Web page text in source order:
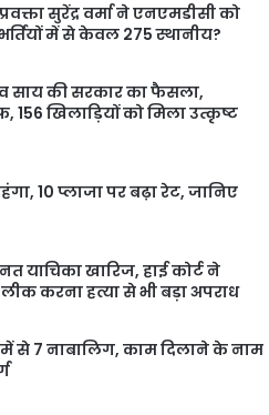
सुरेंद्र वर्मा ने एनएमडीसी को
में से केवल 275 स्थानीय?
साय की सरकार का फैसला,
156 खिलाड़ियों को मिला उत्कृष्ट
10 प्लाजा पर बढ़ा रेट, जानिए
याचिका खारिज, हाई कोर्ट ने
करना हत्या से भी बड़ा अपराध
से 7 नाबालिग, काम दिलाने के नाम